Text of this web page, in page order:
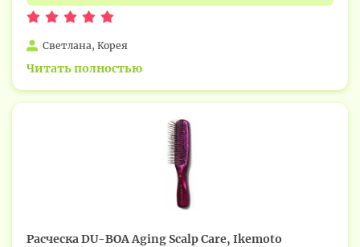
Светлана, Корея
Читать полностью
Расческа DU-BOA Aging Scalp Care, Ikemoto